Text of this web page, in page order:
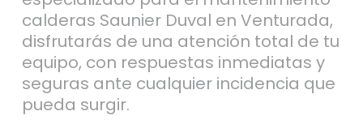
calderas Saunier Duval en Venturada,
disfrutarás de una atención total de tu
equipo, con respuestas inmediatas y
seguras ante cualquier incidencia que
pueda surgir.